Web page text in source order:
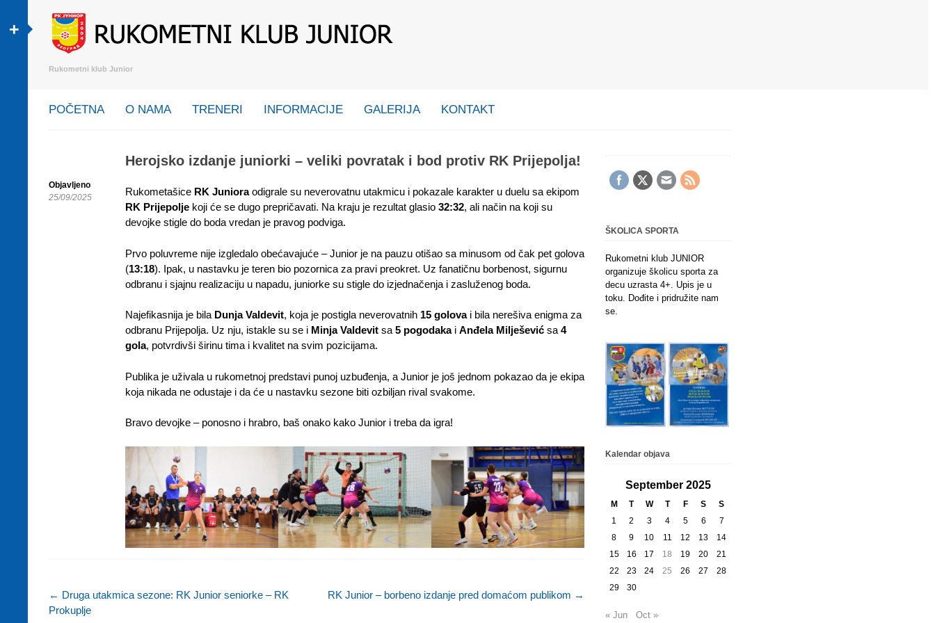
+
Rukometni klub Junior
SKIP TO CONTENT
POČETNA O NAMA TRENERI INFORMACIJE GALERIJA KONTAKT
Objavljeno
25/09/2025
Herojsko izdanje juniorki – veliki povratak i bod protiv RK Prijepolja!
Rukometašice RK Junioraodigrale su neverovatnu utakmicu i pokazale karakter u duelu sa ekipom
RK Prijepolje koji će se dugo prepričavati. Na kraju je rezultat glasio 32:32, ali način na koji su
devojke stigle do boda vredan je pravog podviga.
Prvo poluvreme nije izgledalo obećavajuće – Junior je na pauzu otišao sa minusom od čak pet golova
(13:18). Ipak, u nastavku je teren bio pozornica za pravi preokret. Uz fanatičnu borbenost, sigurnu
odbranu i sjajnu realizaciju u napadu, juniorke su stigle do izjednačenja i zasluženog boda.
Najefikasnija je bila Dunja Valdevit, koja je postigla neverovatnih 15 golovai bila nerešiva enigma za
odbranu Prijepolja. Uz nju, istakle su se i Minja Valdevit sa 5 pogodakai Anđela Milješević sa 4
gola, potvrdivši širinu tima i kvalitet na svim pozicijama.
Publika je uživala u rukometnoj predstavi punoj uzbuđenja, a Junior je još jednom pokazao da je ekipa
koja nikada ne odustaje i da će u nastavku sezone biti ozbiljan rival svakome.
Bravo devojke – ponosno i hrabro, baš onako kako Junior i treba da igra!
Post navigation
← Druga utakmica sezone: RK Junior seniorke – RK
Prokuplje
RK Junior – borbeno izdanje pred domaćom publikom →
ŠKOLICA SPORTA
Rukometni klub JUNIOR
organizuje školicu sporta za
decu uzrasta 4+. Upis je u
toku. Dođite i pridružite nam
se.
Kalendar objava
September 2025
M T W T F S
S
1
2 3 4 5 6
7
8
9 10 11 12 13
14
15
16 17 18 19 20
21
22
23 24 25 26 27
28
29
30
« Jun Oct »